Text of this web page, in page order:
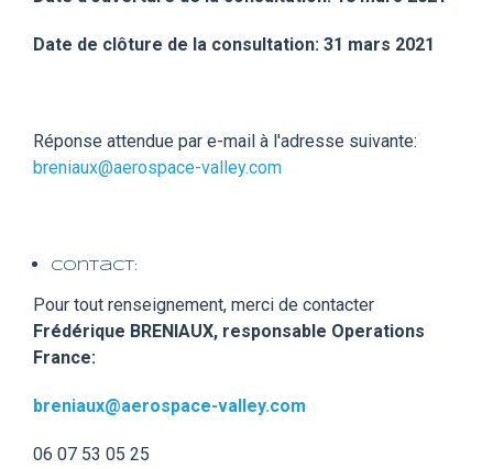
Date de clôture de la consultation: 31 mars 2021
Réponse attendue par e-mail à l'adresse suivante:
breniaux@aerospace-valley.com
Contact:
Pour tout renseignement, merci de contacter
Frédérique BRENIAUX, responsable Operations
France:
breniaux@aerospace-valley.com
06 07 53 05 25